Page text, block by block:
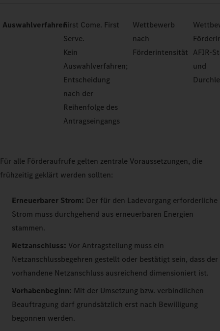
AuswahlverfahrenFirst Come. First
Serve.
Kein
Auswahlverfahren;
Entscheidung
nach der
Reihenfolge des
Antragseingangs
Wettbewerb
nach
Förderintensität AFIR-
und
Für alle Förderaufrufe gelten zentrale Voraussetzungen, die
frühzeitig geklärt werden sollten:
Erneuerbarer Strom: Der für den Ladevorgang erforderliche
Strom muss durchgehend aus erneuerbaren Energien
stammen.
Netzanschluss: Vor Antragstellung muss ein
Netzanschlussbegehren gestellt oder bestätigt sein, dass der
vorhandene Netzanschluss ausreichend dimensioniert ist.
Vorhabenbeginn: Mit der Umsetzung bzw. verbindlichen
Beauftragung darf grundsätzlich erst nach Bewilligung
begonnen werden.